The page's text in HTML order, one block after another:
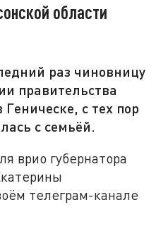
области
раз чиновницу
правительства
с тех пор
с семьёй.
врио губернатора
телеграм-канале